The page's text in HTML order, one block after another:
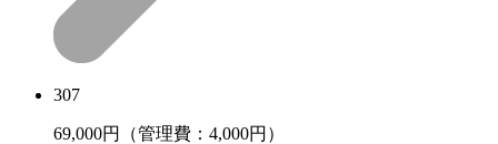
307
69,000円（管理費：4,000円）